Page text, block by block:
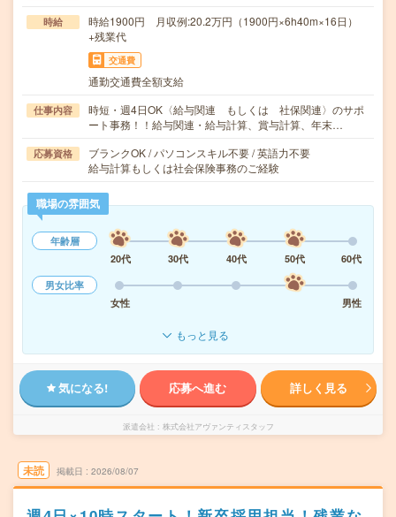
時給
時給1900円 月収例:20.2万円（1900円×6h40m×16日）
+残業代
交通費
通勤交通費全額支給
仕事内容
時短・週4日OK〈給与関連 もしくは 社保関連〉のサポ
ート事務！！給与関連・給与計算、賞与計算、年末…
応募資格
ブランクOK / パソコンスキル不要 / 英語力不要
給与計算もしくは社会保険事務のご経験
職場の雰囲気
年齢層
20代
30代 40代 50代
60代
男女比率
女性
男性
もっと見る
気になる! 応募へ進む 詳しく見る
派遣会社 株式会社アヴァンティスタッフ
未読 掲載日 2026/08/07